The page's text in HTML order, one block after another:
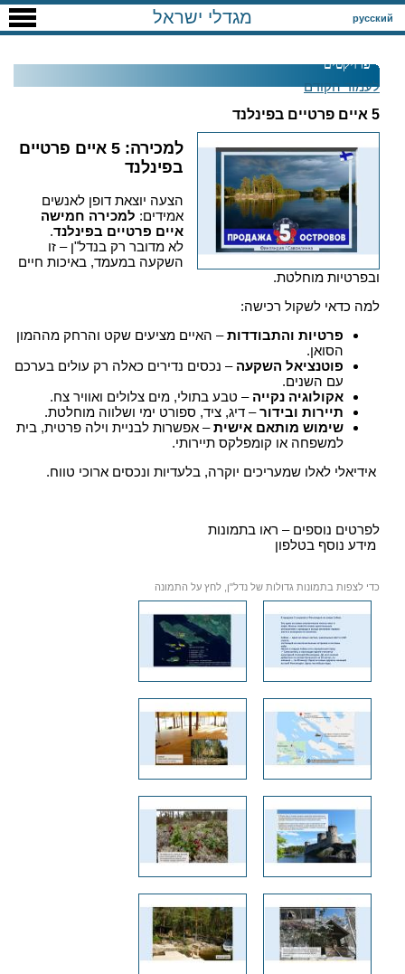
русский מגדלי ישראל
פרויקטים
לעמוד הקודם
5 איים פרטיים בפינלנד
למכירה: 5 איים פרטיים
בפינלנד
הצעה יוצאת דופן לאנשים
אמידים: למכירה חמישה
איים פרטיים בפינלנד.
לא מדובר רק בנדל"ן – זו
השקעה במעמד, באיכות חיים
ובפרטיות מוחלטת.
למה כדאי לשקול רכישה:
פרטיות והתבודדות– האיים מציעים שקט והרחק מההמון
הסואן.
פוטנציאל השקעה – נכסים נדירים כאלה רק עולים בערכם
עם השנים.
אקולוגיה נקייה – טבע בתולי, מים צלולים ואוויר צח.
תיירות ובידור– דיג, ציד, ספורט ימי ושלווה מוחלטת.
שימוש מותאם אישית– אפשרות לבניית וילה פרטית, בית
למשפחה או קומפלקס תיירותי.
אידיאלי לאלו שמעריכים יוקרה, בלעדיות ונכסים ארוכי טווח.
לפרטים נוספים – ראו בתמונות
מידע נוסף בטלפון
כדי לצפות בתמונות גדולות של נדל"ן, לחץ על התמונה